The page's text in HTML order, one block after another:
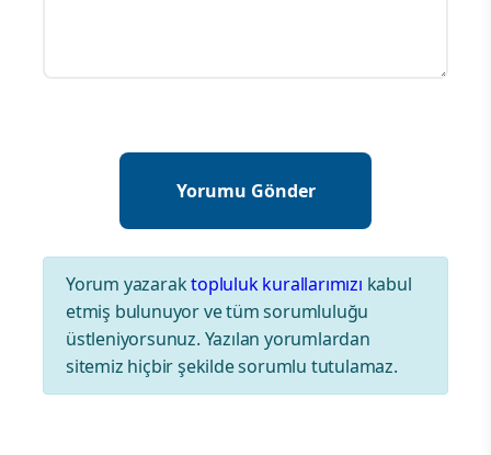
Yorum yazaraktopluluk kurallarımızı kabul
etmiş bulunuyor ve tüm sorumluluğu
üstleniyorsunuz. Yazılan yorumlardan
sitemiz hiçbir şekilde sorumlu tutulamaz.